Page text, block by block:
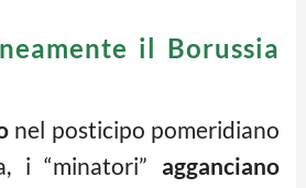
il Borussia
nel posticipo pomeridiano
i “minatori” agganciano